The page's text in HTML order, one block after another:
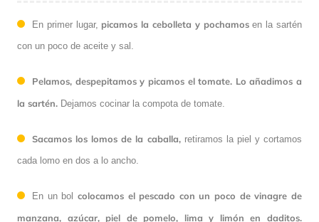
En primer lugar, picamos la cebolleta y pochamosen la sartén
con un poco de aceite y sal.
Pelamos, despepitamos y picamos el tomate. Lo añadimos a
la sartén. Dejamos cocinar la compota de tomate.
Sacamos los lomos de la caballa,retiramos la piel y cortamos
cada lomo en dos a lo ancho.
En un bol colocamos el pescado con un poco de vinagre de
manzana, azúcar, piel de pomelo, lima y limón en daditos.